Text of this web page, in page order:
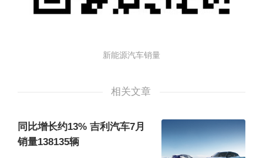
新能源汽车销量
相关文章
同比增长约13% 吉利汽车7月
销量138135辆